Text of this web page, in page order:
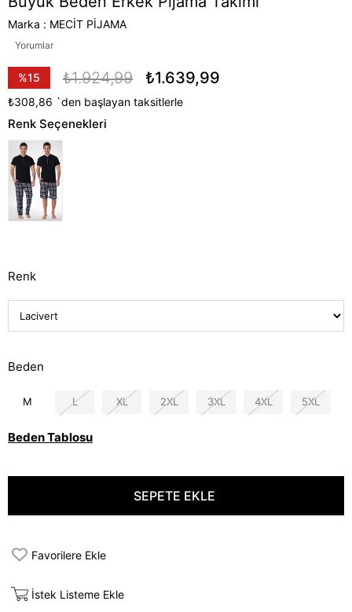
Marka : MECİT PİJAMA
Yorumlar
%15
İndirim
₺1.924,99 ₺1.639,99
₺308,86 `den başlayan taksitlerle
Renk Seçenekleri
Renk
Beden
M L XL 2XL 3XL 4XL 5XL
Beden Tablosu
Favorilere Ekle
İstek Listeme Ekle